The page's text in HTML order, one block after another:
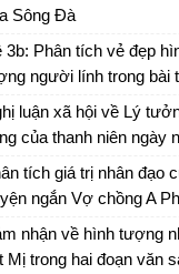
Sông Đà
mẫu 12
3b: Phân tích vẻ đẹp
người lính trong bài
Tiến của Quang Dũng.
luận xã hội về Lý
của thanh niên ngày
tích giá trị nhân đạo
ngắn Vợ chồng A
chồng A Phủ - Văn mẫu
nhận về hình tượng
Mị trong hai đoạn văn